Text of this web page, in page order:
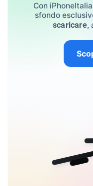
Con
sfondo
scaricare,